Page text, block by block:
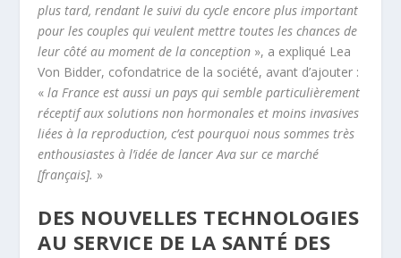
plus tard, rendant le suivi du cycle encore plus important
pour les couples qui veulent mettre toutes les chances de
leur côté au moment de la conception », a expliqué Lea
Von Bidder, cofondatrice de la société, avant d’ajouter :
«la France est aussi un pays qui semble particulièrement
réceptif aux solutions non hormonales et moins invasives
liées à la reproduction, c’est pourquoi nous sommes très
enthousiastes à l’idée de lancer Ava sur ce marché
[français]. »
DES NOUVELLES TECHNOLOGIES
AU SERVICE DE LA SANTÉ DES